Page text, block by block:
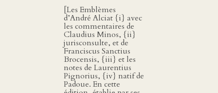
[Les Emblèmes
d’André Alciat {i} avec
les commentaires de
Claudius Minos, {ii}
jurisconsulte, et de
Franciscus Sanctius
Brocensis, {iii} et les
notes de Laurentius
Pignorius, {iv} natif de
Padoue. En cette